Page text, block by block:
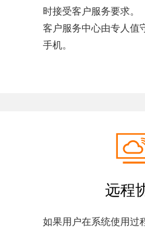
时接受客户服务要求。
客户服务中心由专人值
手机。
远程
如果用户在系统使用过